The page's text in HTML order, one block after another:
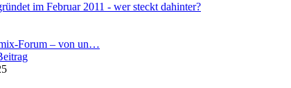
im Februar 2011 - wer steckt dahinter?
Forum – von un…